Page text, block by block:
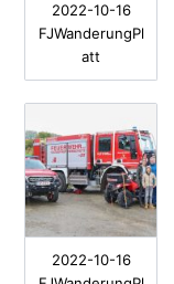
2022-10-16
FJWanderungPl
att
2022-10-16